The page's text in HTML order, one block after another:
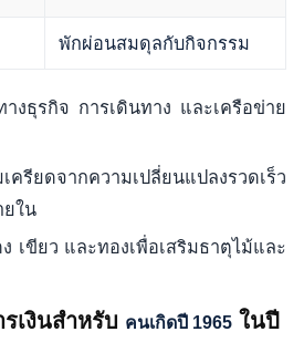
พักผ่อนสมดุลกับกิจกรรม
างธุรกิจ การเดินทาง และเครือข่าย
ครียดจากความเปลี่ยนแปลงรวดเร็ว
ใน
เขียว และทองเพื่อเสริมธาตุไม้และ
เงินสำหรับ คนเกิดปี 1965 ในปี